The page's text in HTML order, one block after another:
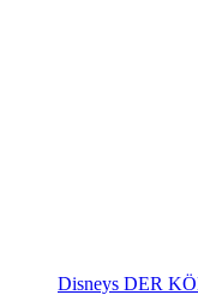
Disneys DER